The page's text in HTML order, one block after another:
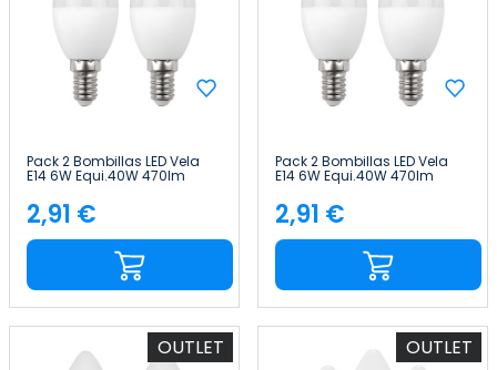
Pack 2 Bombillas LED Vela
E14 6W Equi.40W 470lm
10000H 1Primer Leader
Precio
2,91 €
Pack 2 Bombillas LED Vela
E14 6W Equi.40W 470lm
25000H 7hSevenOn Premium
Precio
2,91 €
OUTLET OUTLET